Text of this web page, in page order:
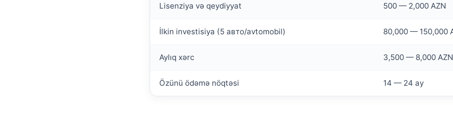
Lisenziya və qeydiyyat 500 — 2,000 AZN
İlkin investisiya (5 авто/avtomobil) 80,000 — 150,000
Aylıq xərc 3,500 — 8,000 AZN
Özünü ödəmə nöqtəsi 14 — 24 ay